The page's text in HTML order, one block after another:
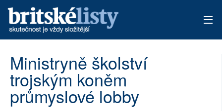
ARCHIV
TÉMATA
Ministryně školství
trojským koněm
průmyslové lobby